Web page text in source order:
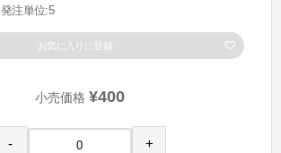
発注単位:5
お気に入りに登録
小売価格 ¥400
- +